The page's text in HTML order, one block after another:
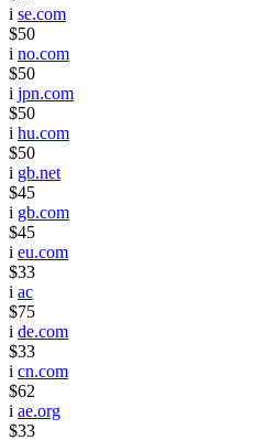
i se.com
$50
i no.com
$50
i jpn.com
$50
i hu.com
$50
i gb.net
$45
i gb.com
$45
i eu.com
$33
i ac
$75
i de.com
$33
i cn.com
$62
i ae.org
$33